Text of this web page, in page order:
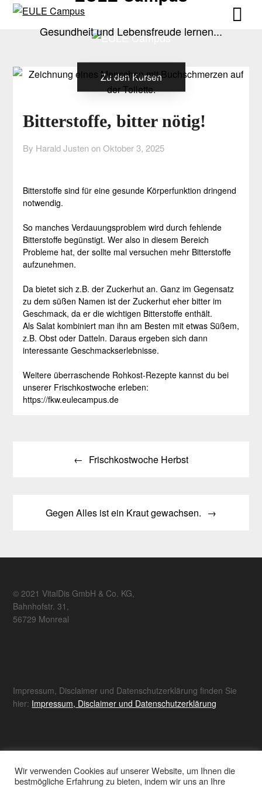
Skip
Skip
Gesundheit und Lebensfreude lernen...
Zu den Kursen
Bitterstoffe, bitter nötig!
By Harald Justen on Oktober 3, 2025
Bitterstoffe sind für eine gesunde Körperfunktion dringend
notwendig.
So manches Verdauungsproblem wird durch fehlende
Bitterstoffe begünstigt. Wer also in diesem Bereich
Probleme hat, der sollte mal versuchen mehr Bitterstoffe
aufzunehmen.
Da bietet sich z.B. der Zuckerhut an. Ganz im Gegensatz
zu dem süßen Namen ist der Zuckerhut eher bitter im
Geschmack, da er die wichtigen Bitterstoffe enthält.
Als Salat kombiniert man ihn am Besten mit etwas Süßem,
z.B. Obst oder Datteln. Daraus ergeben sich dann
interessante Geschmackserlebnisse.
Weitere überraschende Rohkost-Rezepte kannst du bei
unserer Frischkostwoche erleben:
https://fkw.eulecampus.de
Frischkostwoche Herbst
Gegen Alles ist ein Kraut gewachsen.
© 2021 VitalDis GmbH & Co. KG,
Bahnhofstr. 31,
56729 Monreal
Impressum, Disclaimer und Datenschutzerklärung finden Sie
hier: Impressum, Disclaimer und Datenschutzerklärung
Sämtliche hier erhobene Daten werden ausschließlich zur
Wir verwenden Cookies auf unserer Website, um Ihnen die
bestmögliche Erfahrung zu bieten, indem wir uns an Ihre